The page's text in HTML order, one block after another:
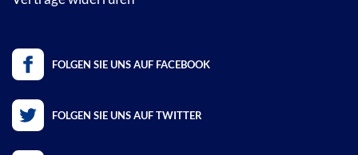
FOLGEN SIE UNS AUF FACEBOOK
FOLGEN SIE UNS AUF TWITTER